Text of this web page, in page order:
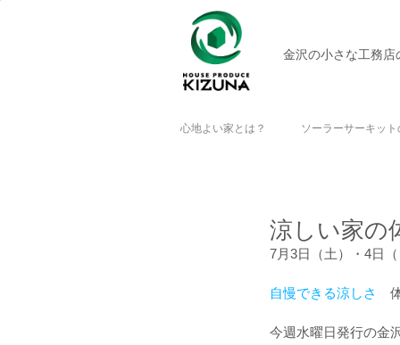
金沢の小さな工務店
心地よい家とは？ ソーラーサーキッ
涼しい家の
7月3日（土）・4日
自慢できる涼しさ
今週水曜日発行の金